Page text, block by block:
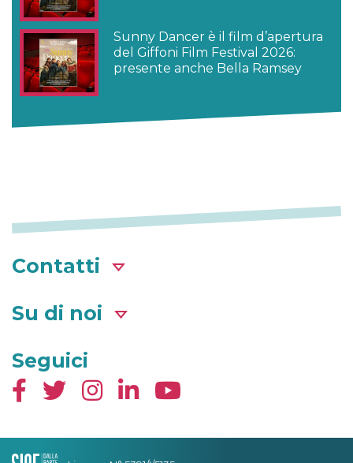
Sunny Dancer è il film d’apertura
del Giffoni Film Festival 2026:
presente anche Bella Ramsey
Contatti
Su di noi
Seguici